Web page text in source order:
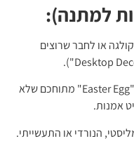
למתנה):
או לחבר שרוצים
פריט "Easter Egg" מתוחכם שלא
אמנות.
הנורדי או התעשייתי.